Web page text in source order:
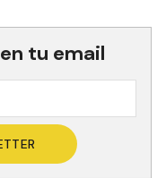
tu email